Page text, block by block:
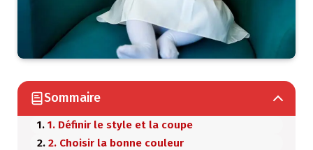
Sommaire
1. Définir le style et la coupe
2. Choisir la bonne couleur